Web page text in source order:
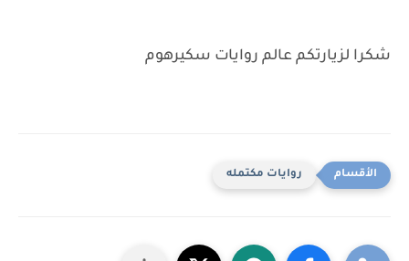
شكرا لزيارتكم عالم روايات سكيرهوم
روايات مكتمله